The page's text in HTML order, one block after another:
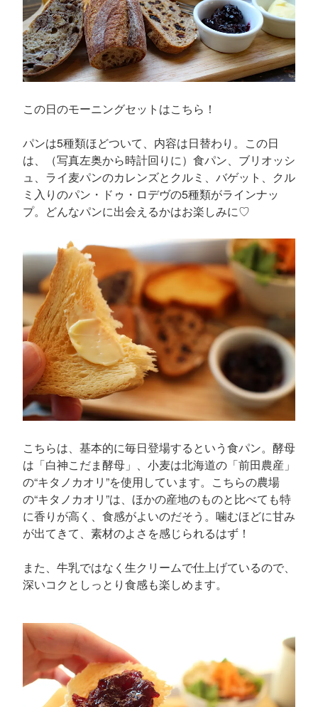
この日のモーニングセットはこちら！
パンは5種類ほどついて、内容は日替わり。この日
は、（写真左奥から時計回りに）食パン、ブリオッシ
ュ、ライ麦パンのカレンズとクルミ、バゲット、クル
ミ入りのパン・ドゥ・ロデヴの5種類がラインナッ
プ。どんなパンに出会えるかはお楽しみに♡
こちらは、基本的に毎日登場するという食パン。酵母
は「白神こだま酵母」、小麦は北海道の「前田農産」
の“キタノカオリ”を使用しています。こちらの農場
の“キタノカオリ”は、ほかの産地のものと比べても特
に香りが高く、食感がよいのだそう。噛むほどに甘み
が出てきて、素材のよさを感じられるはず！
また、牛乳ではなく生クリームで仕上げているので、
深いコクとしっとり食感も楽しめます。